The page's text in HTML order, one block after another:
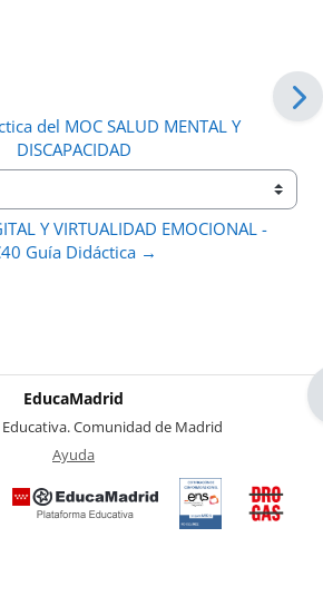
del MOC SALUD MENTAL Y
DISCAPACIDAD
Y VIRTUALIDAD EMOCIONAL -
Guía Didáctica →
EducaMadrid
Comunidad de Madrid
Ayuda
Certificación
de
conformidad
con el del